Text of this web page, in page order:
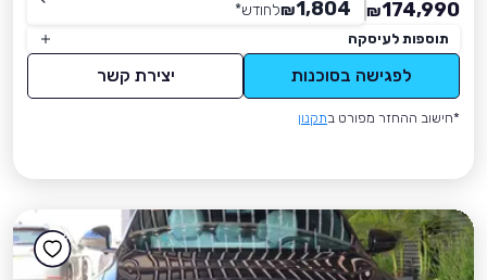
174,990
₪
1,804
₪לחודש*
תוספות לעיסקה
לפגישה בסוכנות יצירת קשר
*חישוב ההחזר מפורט בתקנון